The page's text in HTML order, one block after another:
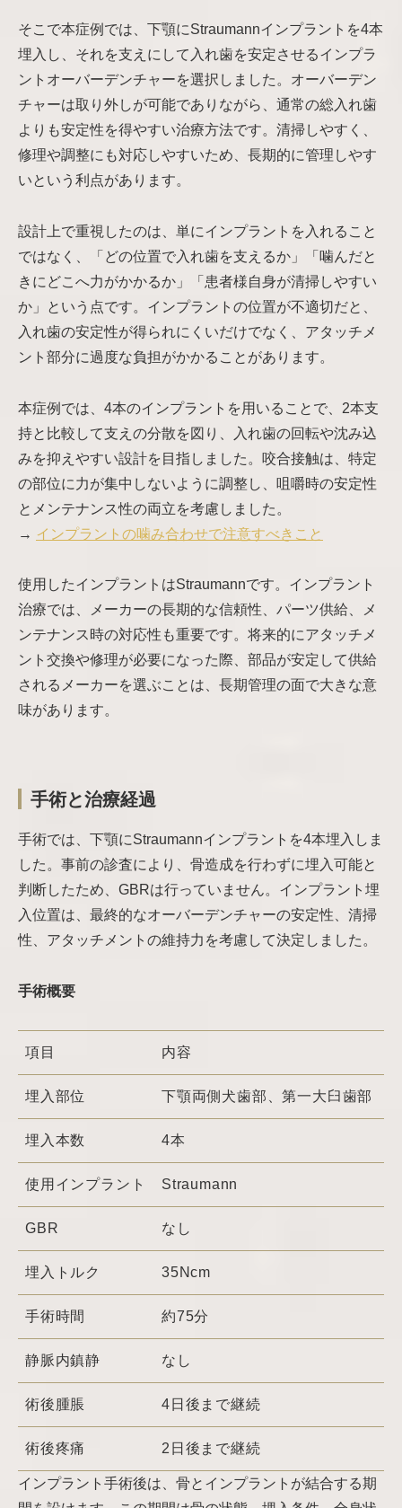
そこで本症例では、下顎にStraumannインプラントを4本
埋入し、それを支えにして入れ歯を安定させるインプラ
ントオーバーデンチャーを選択しました。オーバーデン
チャーは取り外しが可能でありながら、通常の総入れ歯
よりも安定性を得やすい治療方法です。清掃しやすく、
修理や調整にも対応しやすいため、長期的に管理しやす
いという利点があります。
設計上で重視したのは、単にインプラントを入れること
ではなく、「どの位置で入れ歯を支えるか」「噛んだと
きにどこへ力がかかるか」「患者様自身が清掃しやすい
か」という点です。インプラントの位置が不適切だと、
入れ歯の安定性が得られにくいだけでなく、アタッチメ
ント部分に過度な負担がかかることがあります。
本症例では、4本のインプラントを用いることで、2本支
持と比較して支えの分散を図り、入れ歯の回転や沈み込
みを抑えやすい設計を目指しました。咬合接触は、特定
の部位に力が集中しないように調整し、咀嚼時の安定性
とメンテナンス性の両立を考慮しました。
→ インプラントの噛み合わせで注意すべきこと
使用したインプラントはStraumannです。インプラント
治療では、メーカーの長期的な信頼性、パーツ供給、メ
ンテナンス時の対応性も重要です。将来的にアタッチメ
ント交換や修理が必要になった際、部品が安定して供給
されるメーカーを選ぶことは、長期管理の面で大きな意
味があります。
手術と治療経過
手術では、下顎にStraumannインプラントを4本埋入しま
した。事前の診査により、骨造成を行わずに埋入可能と
判断したため、GBRは行っていません。インプラント埋
入位置は、最終的なオーバーデンチャーの安定性、清掃
性、アタッチメントの維持力を考慮して決定しました。
手術概要
項目 内容
埋入部位 下顎両側犬歯部、第一大臼歯部
埋入本数 4本
使用インプラント Straumann
GBR なし
埋入トルク 35Ncm
手術時間 約75分
静脈内鎮静 なし
術後腫脹 4日後まで継続
術後疼痛 2日後まで継続
インプラント手術後は、骨とインプラントが結合する期